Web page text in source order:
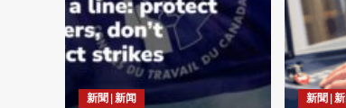
新聞 | 新闻 新聞 |